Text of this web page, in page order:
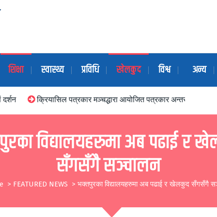
शिक्षा स्वास्थ्य प्रविधि खेलकुद विश्व अन्य
क्रियासिल पत्रकार मञ्चद्धारा आयोजित पत्रकार अन्तरक्रिया कार्यक्रम
विद्यालयहरुमा अब पढाई र
सँगसँगै सञ्चालन
> FEATURED NEWS > भक्तपुरका विद्यालयहरुमा अब पढाई र खेलकुद सँगसँगै